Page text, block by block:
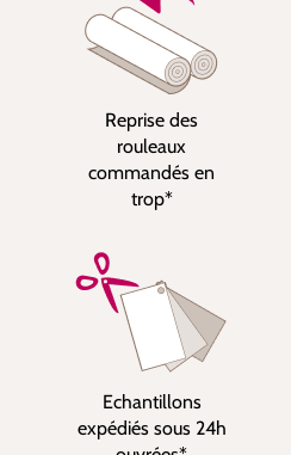
Reprise des
rouleaux
commandés en
trop*
Echantillons
expédiés sous 24h